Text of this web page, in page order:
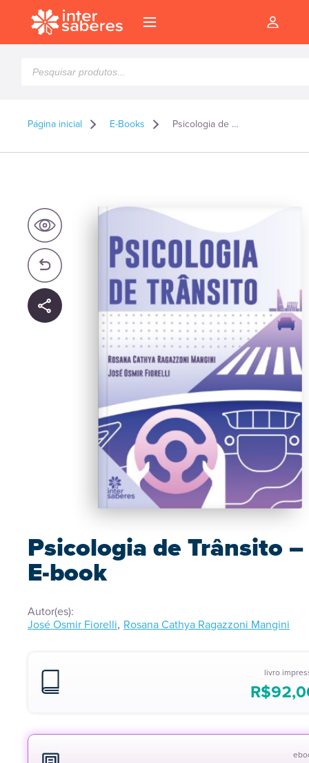
produtos
Página inicial E-Books Psicologia de Trânsito – E-book
Psicologia de Trânsito –
E-book
Autor(es):
José Osmir Fiorelli, Rosana Cathya Ragazzoni Mangini
livro
R$